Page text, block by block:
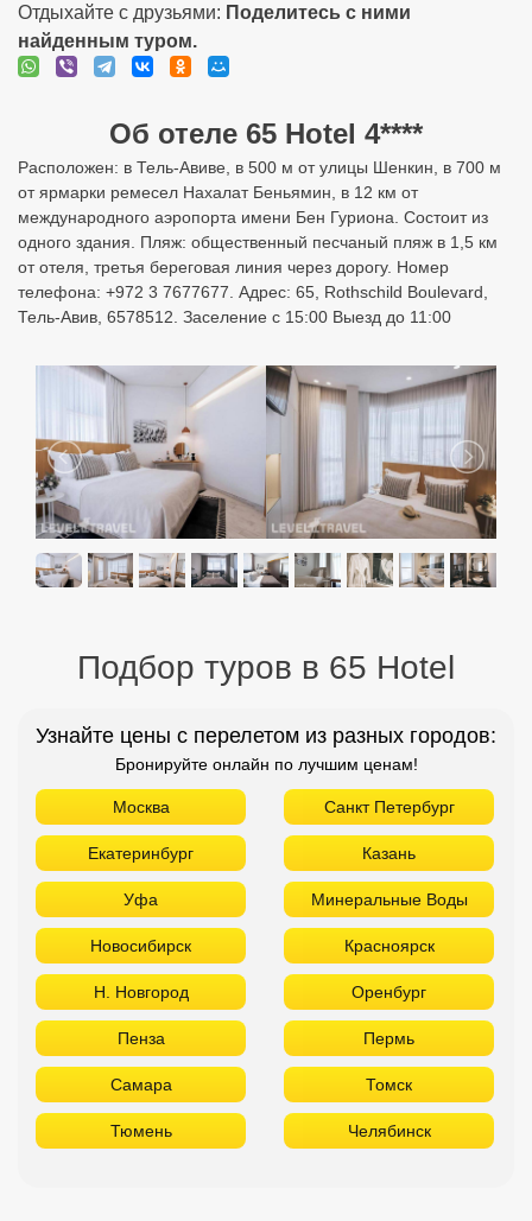
Отдыхайте с друзьями: Поделитесь с ними
найденным туром.
Об отеле 65 Hotel 4****
Расположен: в Тель-Авиве, в 500 м от улицы Шенкин, в 700 м
от ярмарки ремесел Нахалат Беньямин, в 12 км от
международного аэропорта имени Бен Гуриона. Состоит из
одного здания. Пляж: общественный песчаный пляж в 1,5 км
от отеля, третья береговая линия через дорогу. Номер
телефона: +972 3 7677677. Адрес: 65, Rothschild Boulevard,
Тель-Авив, 6578512. Заселение с 15:00 Выезд до 11:00
Подбор туров в 65 Hotel
Узнайте цены с перелетом из разных городов:
Бронируйте онлайн по лучшим ценам!
Москва Санкт Петербург
Екатеринбург Казань
Уфа Минеральные Воды
Новосибирск Красноярск
Н. Новгород Оренбург
Пенза Пермь
Самара Томск
Тюмень Челябинск